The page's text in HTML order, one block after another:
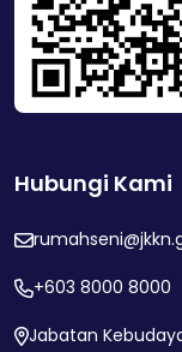
Hubungi Kami
+603 8000 8000
Jabatan